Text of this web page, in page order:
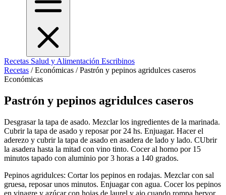
Recetas Salud y Alimentación Escribinos
Recetas / Económicas / Pastrón y pepinos agridulces caseros
Económicas
Pastrón y pepinos agridulces caseros
Desgrasar la tapa de asado. Mezclar los ingredientes de la marinada.
Cubrir la tapa de asado y reposar por 24 hs. Enjuagar. Hacer el
aderezo y cubrir la tapa de asado en asadera de lado y lado. CUbrir
la asadera hasta la mitad con vino tinto. Cocer al horno por 15
minutos tapado con aluminio por 3 horas a 140 grados.
Pepinos agridulces: Cortar los pepinos en rodajas. Mezclar con sal
gruesa, reposar unos minutos. Enjuagar con agua. Cocer los pepinos
en vinagre y azúcar con hojas de laurel y ajo cuando rompa hervor.